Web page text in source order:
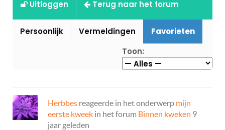
Uitloggen Terug naar het forum
Persoonlijk Vermeldingen
Favorieten
Toon:
Herbbes reageerde in het onderwerp mijn
eerste kweek in het forum Binnen kweken 9
jaar geleden